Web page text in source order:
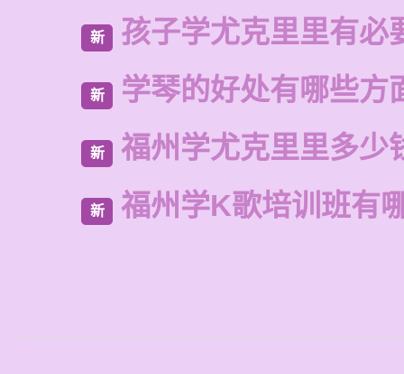
新 孩子学尤克里里有必
新 学琴的好处有哪些方
新 福州学尤克里里多少
新 福州学K歌培训班有